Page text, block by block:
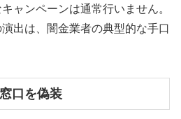
ャンペーンは通常行いません。
出は、闇金業者の典型的な手口
口を偽装